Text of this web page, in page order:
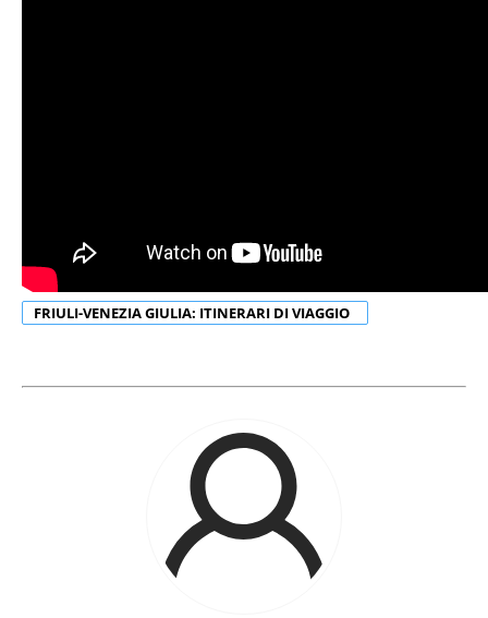
FRIULI-VENEZIA GIULIA: ITINERARI DI VIAGGIO